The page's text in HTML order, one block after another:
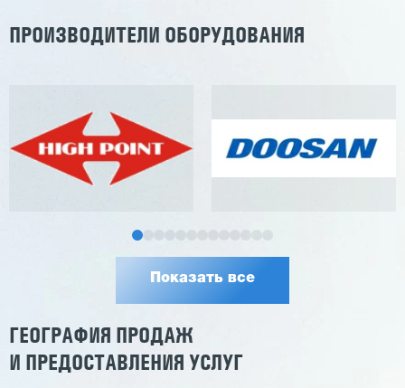
ПРОИЗВОДИТЕЛИ ОБОРУДОВАНИЯ
Показать все
ГЕОГРАФИЯ ПРОДАЖ
И ПРЕДОСТАВЛЕНИЯ УСЛУГ